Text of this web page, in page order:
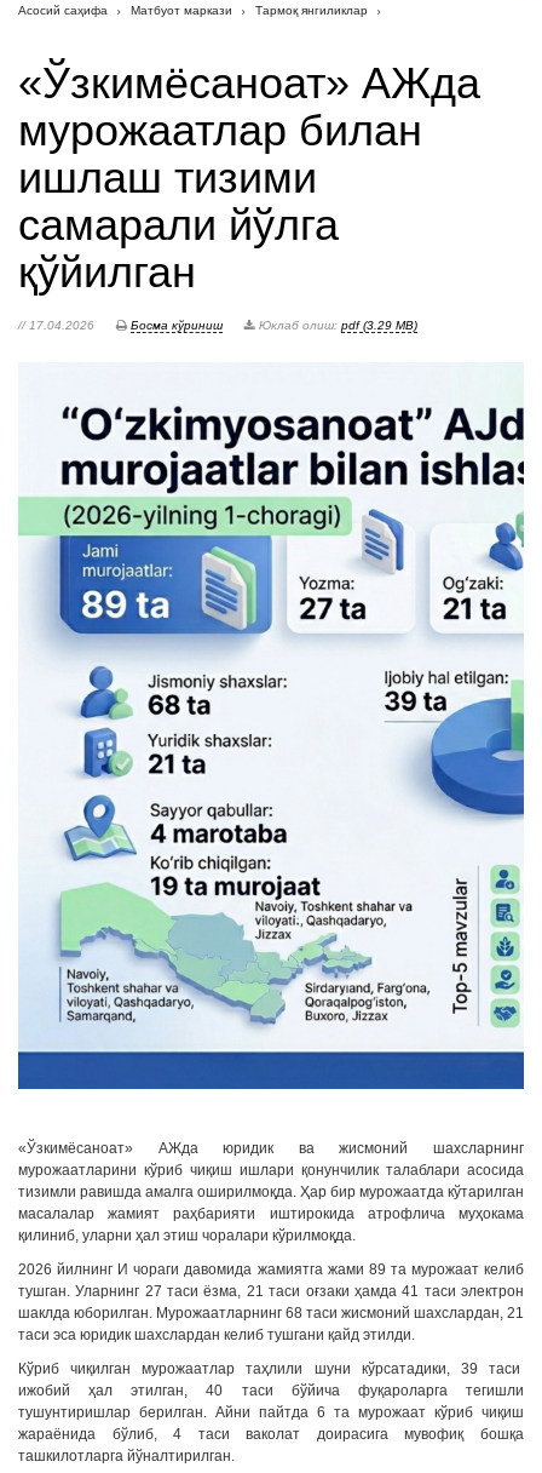
Асосий саҳифа Матбуот маркази Тармоқ янгиликлар
«Ўзкимёсаноат» АЖда
мурожаатлар билан
ишлаш тизими
самарали йўлга
қўйилган
// 17.04.2026 Босма кўриниш Юклаб олиш: pdf (3.29 MB)
«Ўзкимёсаноат» АЖда юридик ва жисмоний шахсларнинг
мурожаатларини кўриб чиқиш ишлари қонунчилик талаблари асосида
тизимли равишда амалга оширилмоқда. Ҳар бир мурожаатда кўтарилган
масалалар жамият раҳбарияти иштирокида атрофлича муҳокама
қилиниб, уларни ҳал этиш чоралари кўрилмоқда.
2026 йилнинг И чораги давомида жамиятга жами 89 та мурожаат келиб
тушган. Уларнинг 27 таси ёзма, 21 таси оғзаки ҳамда 41 таси электрон
шаклда юборилган. Мурожаатларнинг 68 таси жисмоний шахслардан, 21
таси эса юридик шахслардан келиб тушгани қайд этилди.
Кўриб чиқилган мурожаатлар таҳлили шуни кўрсатадики, 39 таси
ижобий ҳал этилган, 40 таси бўйича фуқароларга тегишли
тушунтиришлар берилган. Айни пайтда 6 та мурожаат кўриб чиқиш
жараёнида бўлиб, 4 таси ваколат доирасига мувофиқ бошқа
ташкилотларга йўналтирилган.